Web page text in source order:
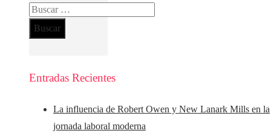
Buscar:
Entradas Recientes
La influencia de Robert Owen y New Lanark Mills en la
jornada laboral moderna